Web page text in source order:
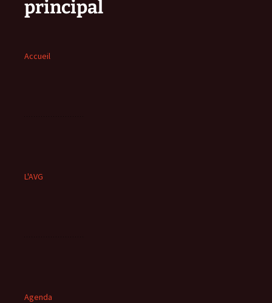
principal
Accueil
L'AVG
Agenda